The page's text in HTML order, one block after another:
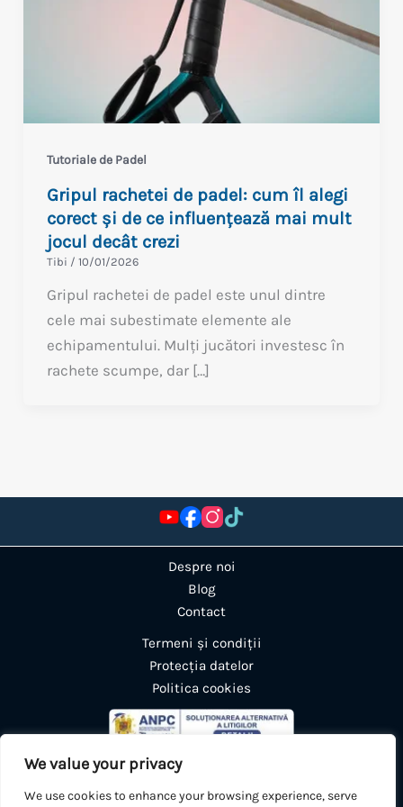
We value your privacy
We use cookies to enhance your browsing experience, serve
Tutoriale de Padel
Gripul rachetei de padel: cum îl alegi
corect și de ce influențează mai mult
jocul decât crezi
Tibi / 10/01/2026
Gripul rachetei de padel este unul dintre
cele mai subestimate elemente ale
echipamentului. Mulți jucători investesc în
rachete scumpe, dar […]
Despre noi
Blog
Contact
Termeni și condiții
Protecția datelor
Politica cookies